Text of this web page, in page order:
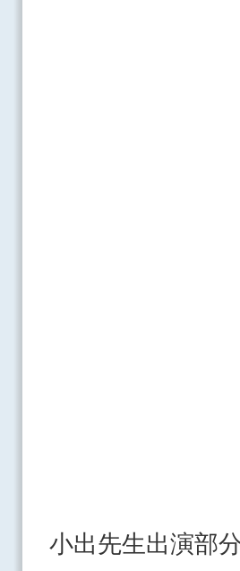
小出先生出演部